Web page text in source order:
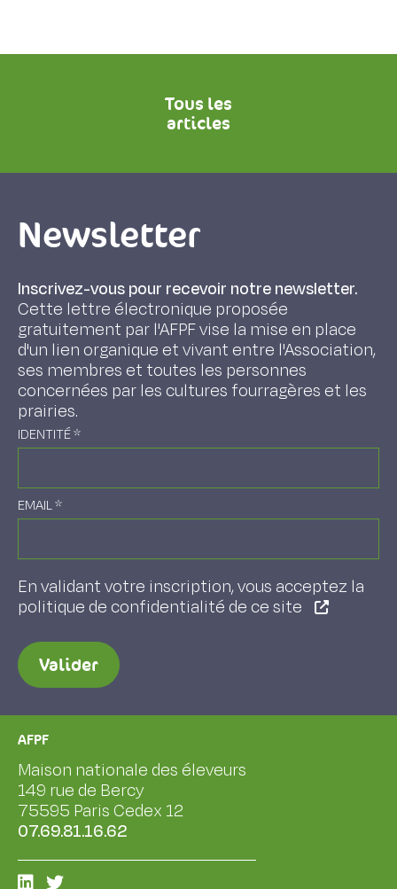
Tous les
articles
Newsletter
Inscrivez-vous pour recevoir notre newsletter.
Cette lettre électronique proposée
gratuitement par l'AFPF vise la mise en place
d'un lien organique et vivant entre l'Association,
ses membres et toutes les personnes
concernées par les cultures fourragères et les
prairies.
IDENTITÉ*
EMAIL*
En validant votre inscription, vous acceptez la
politique de confidentialité de ce site
Valider
AFPF
Maison nationale des éleveurs
149 rue de Bercy
75595 Paris Cedex 12
07.69.81.16.62